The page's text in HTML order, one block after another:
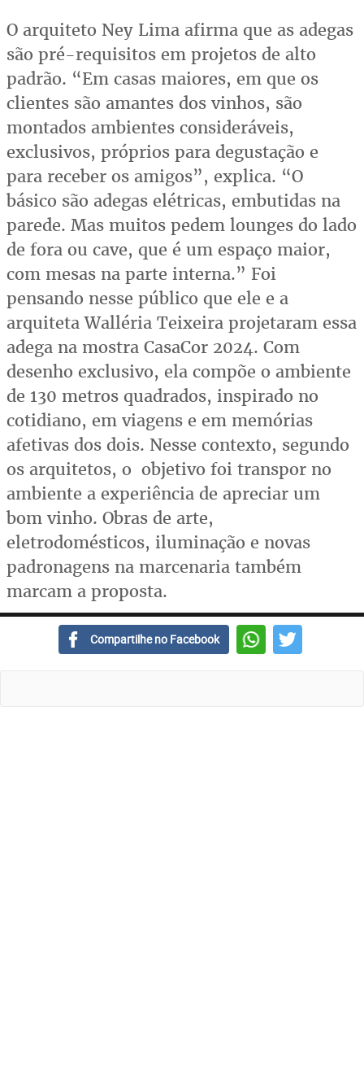
O arquiteto Ney Lima afirma que as adegas
são pré-requisitos em projetos de alto
padrão. “Em casas maiores, em que os
clientes são amantes dos vinhos, são
montados ambientes consideráveis,
exclusivos, próprios para degustação e
para receber os amigos”, explica. “O
básico são adegas elétricas, embutidas na
parede. Mas muitos pedem lounges do lado
de fora ou cave, que é um espaço maior,
com mesas na parte interna.” Foi
pensando nesse público que ele e a
arquiteta Walléria Teixeira projetaram essa
adega na mostra CasaCor 2024. Com
desenho exclusivo, ela compõe o ambiente
de 130 metros quadrados, inspirado no
cotidiano, em viagens e em memórias
afetivas dos dois. Nesse contexto, segundo
os arquitetos, o objetivo foi transpor no
ambiente a experiência de apreciar um
bom vinho. Obras de arte,
eletrodomésticos, iluminação e novas
padronagens na marcenaria também
marcam a proposta.
Compartilhe no Facebook